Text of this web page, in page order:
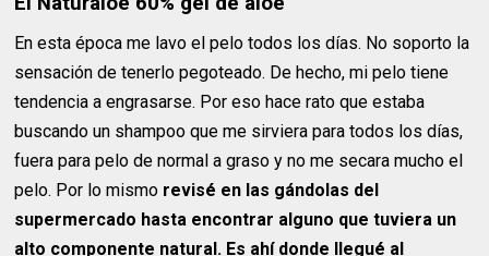
En esta época me lavo el pelo todos los días. No soporto la
sensación de tenerlo pegoteado. De hecho, mi pelo tiene
tendencia a engrasarse. Por eso hace rato que estaba
buscando un shampoo que me sirviera para todos los días,
fuera para pelo de normal a graso y no me secara mucho el
pelo. Por lo mismo revisé en las gándolas del
supermercado hasta encontrar alguno que tuviera un
alto componente natural. Es ahí donde llegué al